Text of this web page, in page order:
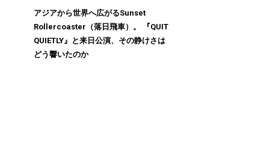
アジアから世界へ広がるSunset
Rollercoaster（落日飛車）。 『QUIT
QUIETLY』と来日公演、その静けさは
どう響いたのか